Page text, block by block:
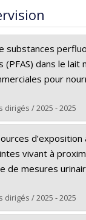
substances
(PFAS) dans le lait
pour
/ 2025 - 2025
Velashani, Mina
dans Papyrus
vivant à
de mesures
/ 2025 - 2025